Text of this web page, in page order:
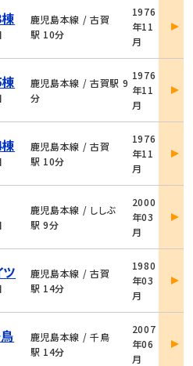
鹿児島本線 / 古賀
駅 10分
1976
年11
月
詳
鹿児島本線 / 古賀駅 9
分
1976
年11
月
詳
鹿児島本線 / 古賀
駅 10分
1976
年11
月
詳
鹿児島本線 / ししぶ
駅 9分
2000
年03
月
詳
鹿児島本線 / 古賀
駅 14分
1980
年03
月
詳
鹿児島本線 / 千鳥
駅 14分
2007
年06
月
詳